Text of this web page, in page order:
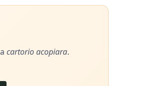
cartorio acopiara.